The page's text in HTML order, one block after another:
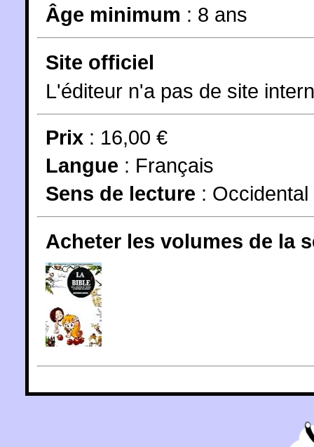
Âge minimum : 8 ans
Site officiel
L'éditeur n'a pas de site
Prix : 16,00 €
Langue : Français
Sens de lecture : Occidental
Acheter les volumes de la